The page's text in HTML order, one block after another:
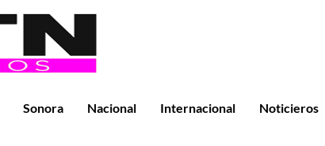
Sonora Nacional Internacional Noticieros